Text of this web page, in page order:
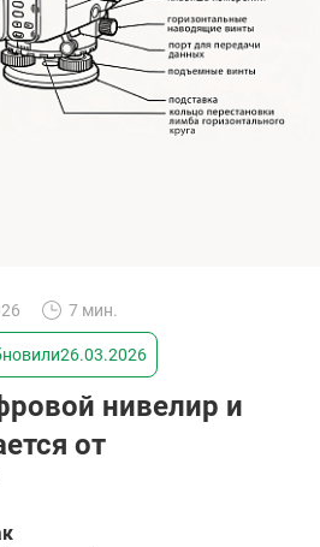
7 мин.
26.03.2026
нивелир и
от